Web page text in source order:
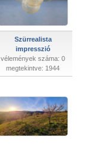
Szürrealista
impresszió
vélemények száma: 0
megtekintve: 1944